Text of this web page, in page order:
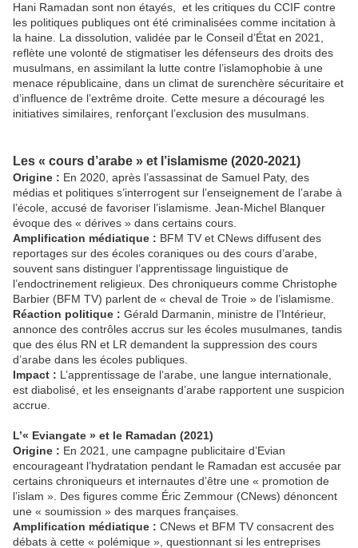
Hani Ramadan sont non étayés, et les critiques du CCIF contre
les politiques publiques ont été criminalisées comme incitation à
la haine. La dissolution, validée par le Conseil d’État en 2021,
reflète une volonté de stigmatiser les défenseurs des droits des
musulmans, en assimilant la lutte contre l’islamophobie à une
menace républicaine, dans un climat de surenchère sécuritaire et
d’influence de l’extrême droite. Cette mesure a découragé les
initiatives similaires, renforçant l’exclusion des musulmans.
Les « cours d’arabe » et l’islamisme (2020-2021)
Origine : En 2020, après l’assassinat de Samuel Paty, des
médias et politiques s’interrogent sur l’enseignement de l’arabe à
l’école, accusé de favoriser l’islamisme. Jean-Michel Blanquer
évoque des « dérives » dans certains cours.
Amplification médiatique : BFM TV et CNews diffusent des
reportages sur des écoles coraniques ou des cours d’arabe,
souvent sans distinguer l’apprentissage linguistique de
l’endoctrinement religieux. Des chroniqueurs comme Christophe
Barbier (BFM TV) parlent de « cheval de Troie » de l’islamisme.
Réaction politique : Gérald Darmanin, ministre de l’Intérieur,
annonce des contrôles accrus sur les écoles musulmanes, tandis
que des élus RN et LR demandent la suppression des cours
d’arabe dans les écoles publiques.
Impact : L’apprentissage de l’arabe, une langue internationale,
est diabolisé, et les enseignants d’arabe rapportent une suspicion
accrue.
L’« Eviangate » et le Ramadan (2021)
Origine : En 2021, une campagne publicitaire d’Evian
encourageant l’hydratation pendant le Ramadan est accusée par
certains chroniqueurs et internautes d’être une « promotion de
l’islam ». Des figures comme Éric Zemmour (CNews) dénoncent
une « soumission » des marques françaises.
Amplification médiatique : CNews et BFM TV consacrent des
débats à cette « polémique », questionnant si les entreprises